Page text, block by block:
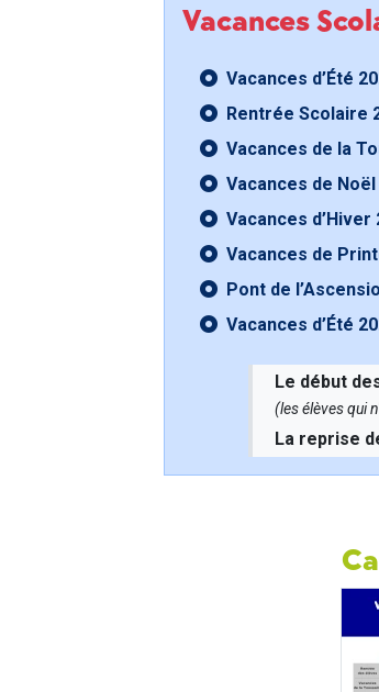
Vacances
Vacances d’Été
Rentrée Scolaire
Vacances de la
Vacances de Noël
Vacances d’Hiver
Vacances de
Pont de
Vacances d’Été
Le début
(les élèves qui
La reprise